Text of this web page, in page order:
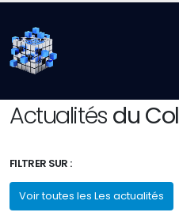
Actualités du
FILTRER SUR :
Voir toutes les Les actualités